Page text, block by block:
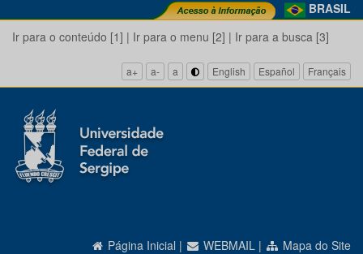
BRASIL
Ir para o conteúdo [1] | Ir para o menu [2] | Ir para a busca [3]
a+ a- a English Español Français
Página Inicial | WEBMAIL | Mapa do Site